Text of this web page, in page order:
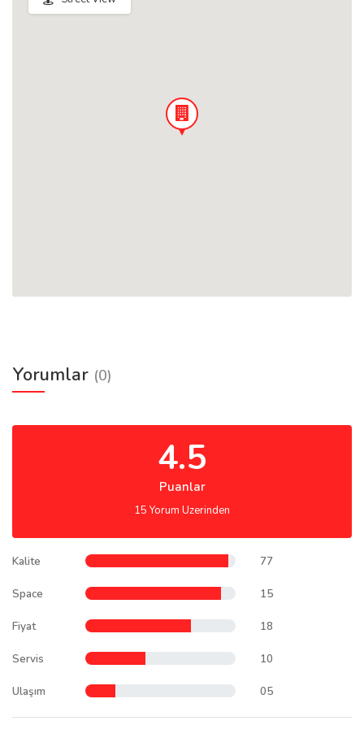
Yorumlar (0)
4.5
Puanlar
15 Yorum Uzerinden
Kalite 77
Space 15
Fiyat 18
Servis 10
Ulaşım 05